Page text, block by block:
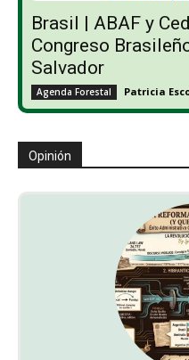
Brasil | ABAF y
Congreso
Salvador
Agenda Forestal Patricia
Opinión